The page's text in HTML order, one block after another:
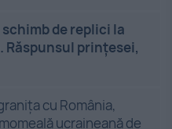
de replici la
prințesei,
cu România,
ucraineană de